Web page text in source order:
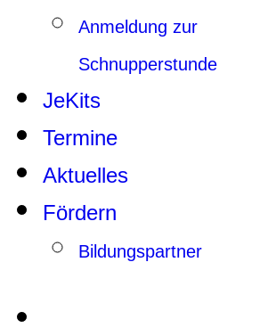
Anmeldung zur
Schnupperstunde
JeKits
Termine
Aktuelles
Fördern
Bildungspartner